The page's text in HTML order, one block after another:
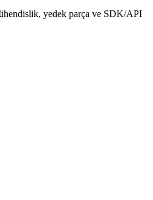
yedek parça ve SDK/API